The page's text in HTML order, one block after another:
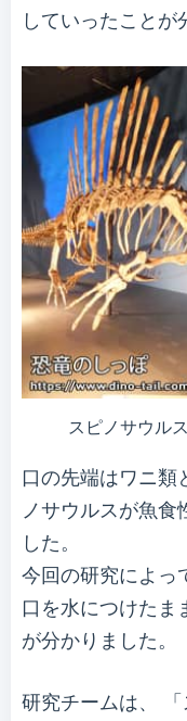
していったことが
スピノサウル
口の先端はワニ類
ノサウルスが魚食
した。
今回の研究によっ
口を水につけたま
が分かりました。
研究チームは、